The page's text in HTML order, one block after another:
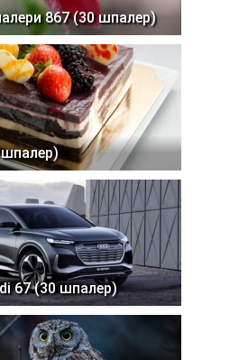
867 (30 шпалер)
шпалер)
67 (30 шпалер)